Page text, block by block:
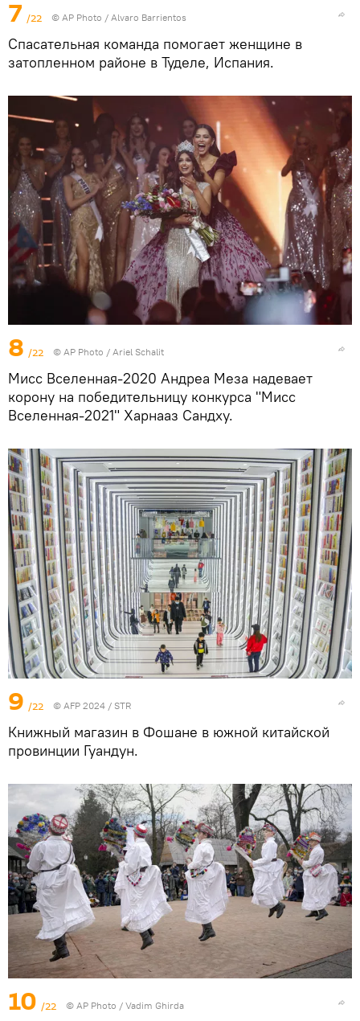
7 /22 © AP Photo / Alvaro Barrientos
Спасательная команда помогает женщине в
затопленном районе в Туделе, Испания.
8 /22 © AP Photo / Ariel Schalit
Мисс Вселенная-2020 Андреа Меза надевает
корону на победительницу конкурса "Мисс
Вселенная-2021" Харнааз Сандху.
9 /22 © AFP 2024 / STR
Книжный магазин в Фошане в южной китайской
провинции Гуандун.
10 /22 © AP Photo / Vadim Ghirda